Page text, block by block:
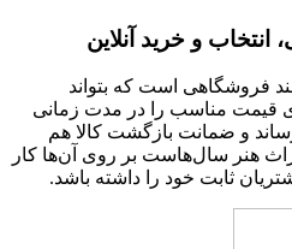
و خرید آنلاین
فروشگاهی است که بتواند
قیمت مناسب را در مدت زمانی
و ضمانت بازگشت کالا هم
هنر سال‌هاست بر روی آن‌ها کار
ثابت خود را داشته باشد.